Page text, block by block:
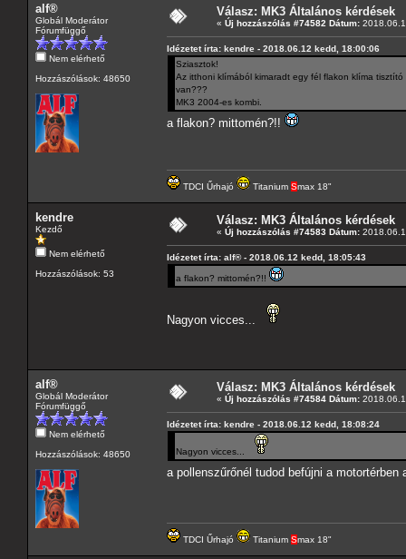
alf®
Globál Moderátor
Fórumfüggő
Nem elérhető
Hozzászólások: 48650
Válasz: MK3 Általános kérdések
« Új hozzászólás #74582 Dátum:
Idézetet írta: kendre - 2018.06.12 kedd, 18:00:06
Sziasztok!
Az itthoni klímából kimaradt egy fél flakon klíma
van???
MK3 2004-es kombi.
a flakon? mittomén?!!
TDCI Űrhajó Titanium Smax 18"
kendre
Kezdő
Nem elérhető
Hozzászólások: 53
Válasz: MK3 Általános kérdések
« Új hozzászólás #74583 Dátum:
Idézetet írta: alf® - 2018.06.12 kedd, 18:05:43
a flakon? mittomén?!!
Nagyon vicces...
alf®
Globál Moderátor
Fórumfüggő
Nem elérhető
Hozzászólások: 48650
Válasz: MK3 Általános kérdések
« Új hozzászólás #74584 Dátum:
Idézetet írta: kendre - 2018.06.12 kedd, 18:08:24
Nagyon vicces...
a pollenszűrőnél tudod befújni a
TDCI Űrhajó Titanium Smax 18"